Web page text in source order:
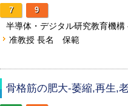
7 9
半導体・デジタル研究教育機
准教授 長名 保範
骨格筋の肥大-萎縮,再生,